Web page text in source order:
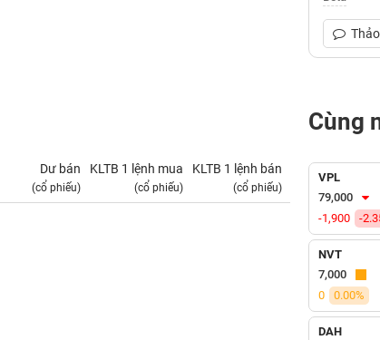
Dư bán
(cổ phiếu)
KLTB 1 lệnh mua
(cổ phiếu)
KLTB 1 lệnh bán
(cổ phiếu)
Cùng
VPL
79,000
-1,900
-
NVT
7,000
0
0.00%
DAH